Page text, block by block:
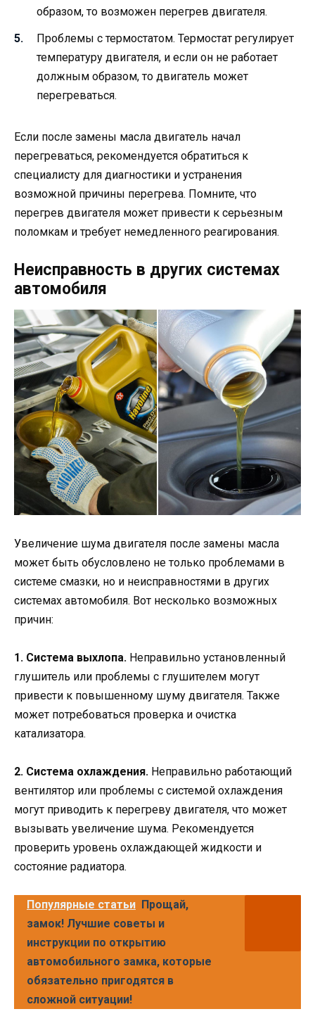
образом, то возможен перегрев двигателя.
Проблемы с термостатом. Термостат регулирует
температуру двигателя, и если он не работает
должным образом, то двигатель может
перегреваться.
Если после замены масла двигатель начал
перегреваться, рекомендуется обратиться к
специалисту для диагностики и устранения
возможной причины перегрева. Помните, что
перегрев двигателя может привести к серьезным
поломкам и требует немедленного реагирования.
Неисправность в других системах
автомобиля
Увеличение шума двигателя после замены масла
может быть обусловлено не только проблемами в
системе смазки, но и неисправностями в других
системах автомобиля. Вот несколько возможных
причин:
1. Система выхлопа. Неправильно установленный
глушитель или проблемы с глушителем могут
привести к повышенному шуму двигателя. Также
может потребоваться проверка и очистка
катализатора.
2. Система охлаждения. Неправильно работающий
вентилятор или проблемы с системой охлаждения
могут приводить к перегреву двигателя, что может
вызывать увеличение шума. Рекомендуется
проверить уровень охлаждающей жидкости и
состояние радиатора.
Популярные статьи Прощай,
замок! Лучшие советы и
инструкции по открытию
автомобильного замка, которые
обязательно пригодятся в
сложной ситуации!